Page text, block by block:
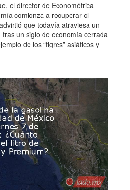
el director de Econométrica
comienza a recuperar el
que todavía atraviesa un
tras un siglo de economía cerrada
de los “tigres” asiáticos y